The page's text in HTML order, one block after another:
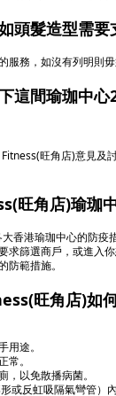
頭髮造型需要
務，如沒有列明則毋
這間瑜珈中
旺角店)意見及
旺角店)瑜珈
香港瑜珈中心的防疫
求篩選商戶，或進入
防範措施。
旺角店)如
用途。
常。
，以免散播病菌。
或反虹吸隔氣彎管）